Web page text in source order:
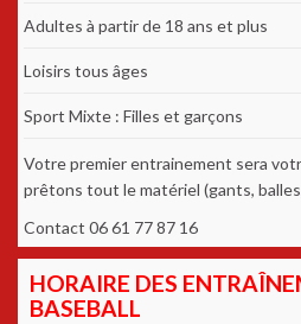
Adultes à partir de 18 ans et plus
Loisirs tous âges
Sport Mixte : Filles et garçons
Votre premier entrainement sera
prêtons tout le matériel (gants,
Contact 06 61 77 87 16
HORAIRE DES
BASEBALL